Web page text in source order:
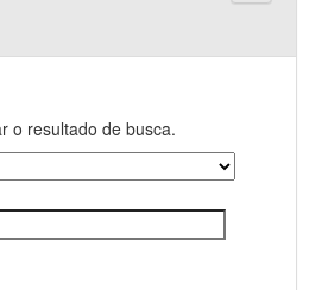
o resultado de busca.